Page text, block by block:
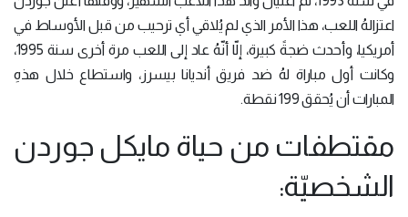
اعتزالهُ اللعب، هذا الأمر الذي لم يُلاقي أي ترحيب من قبل الأوساط في
أمريكيا، وأحدث ضجةً كبيرة، إلّا أنّهُ عاد إلى اللعب مرة أخرى سنة 1995،
وكانت أول مباراة لهُ ضد فريق أنديانا بيسرز، واستطاع خلال هذهِ
المبارات أن يُحقق 199 نقطة.
مقتطفات من حياة مايكل جوردن
الشخصيّة: